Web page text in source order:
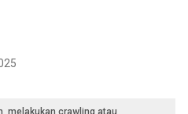
melakukan crawling atau